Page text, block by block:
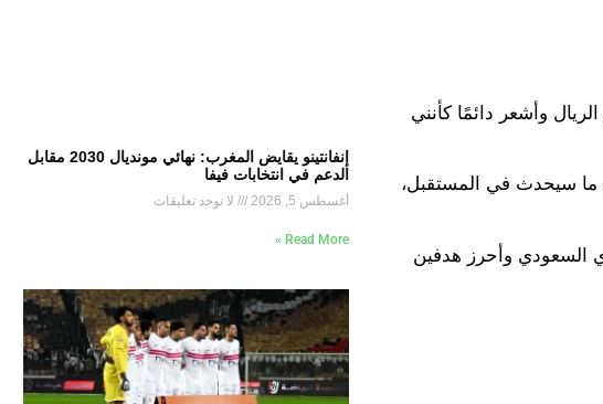
الريال وأشعر دائمًا كأنني
ما سيحدث في المستقبل،
السعودي وأحرز هدفين
إنفانتينو يقايض المغرب: نهائي مونديال 2030 مقابل
الدعم في انتخابات فيفا
أغسطس 5, 2026 لا توجد تعليقات
Read More »